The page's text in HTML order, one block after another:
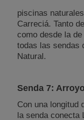
piscinas
Carreciá. Tanto
como desde la
todas las sendas
Natural.
Senda 7:
Con una longitud
la senda conecta